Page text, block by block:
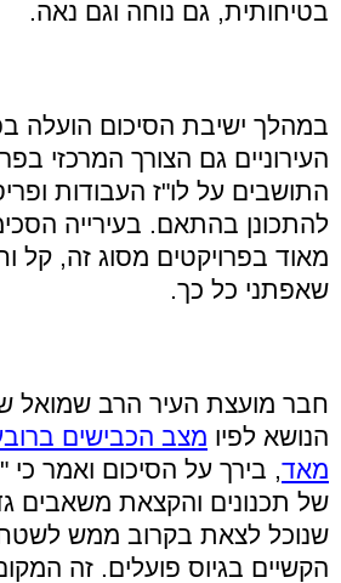
בטיחותית, גם נוחה וגם נאה.
במהלך ישיבת הסיכום הועלה
העירוניים גם הצורך המרכזי
התושבים על לו"ז העבודות
להתכונן בהתאם. בעירייה
מאוד בפרויקטים מסוג זה, קל
שאפתני כל כך.
חבר מועצת העיר הרב שמואל
הנושא לפיו מצב הכבישים
מאד, בירך על הסיכום ואמר
של תכנונים והקצאת משאבים
שנוכל לצאת בקרוב ממש
הקשיים בגיוס פועלים. זה